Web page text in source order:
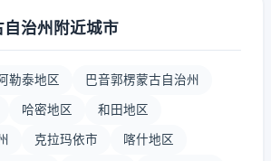
治州附近城市
勒泰地区 巴音郭楞蒙古自治州
哈密地区 和田地区
克拉玛依市 喀什地区